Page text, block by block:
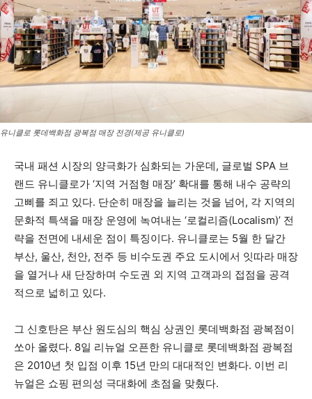
유니클로 롯데백화점 광복점 매장 전경(제공 유니클로)
국내 패션 시장의 양극화가 심화되는 가운데, 글로벌 SPA 브
랜드 유니클로가 ‘지역 거점형 매장’ 확대를 통해 내수 공략의
고삐를 죄고 있다. 단순히 매장을 늘리는 것을 넘어, 각 지역의
문화적 특색을 매장 운영에 녹여내는 ‘로컬리즘(Localism)’ 전
략을 전면에 내세운 점이 특징이다. 유니클로는 5월 한 달간
부산, 울산, 천안, 전주 등 비수도권 주요 도시에서 잇따라 매장
을 열거나 새 단장하며 수도권 외 지역 고객과의 접점을 공격
적으로 넓히고 있다.
그 신호탄은 부산 원도심의 핵심 상권인 롯데백화점 광복점이
쏘아 올렸다. 8일 리뉴얼 오픈한 유니클로 롯데백화점 광복점
은 2010년 첫 입점 이후 15년 만의 대대적인 변화다. 이번 리
뉴얼은 쇼핑 편의성 극대화에 초점을 맞췄다.